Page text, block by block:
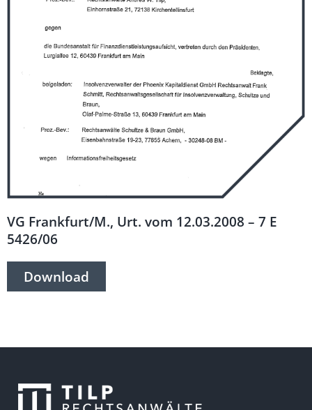
VG Frankfurt/M., Urt. vom 12.03.2008 – 7 E
5426/06
Download